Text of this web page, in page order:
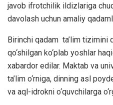
javob ifrotchilik ildizlariga
davolash uchun amaliy
Birinchi qadam ta’lim tizimini
qo‘shilgan ko‘plab yoshlar
xabardor edilar. Maktab va
ta’lim o‘rniga, dinning asl
va aql-idrokni o‘quvchilarga